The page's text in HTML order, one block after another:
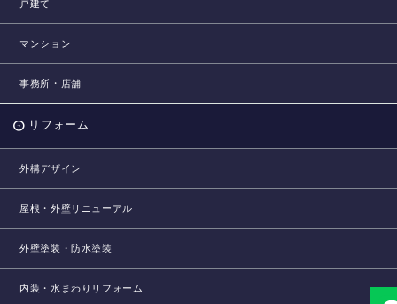
戸建て
マンション
事務所・店舗
リフォーム
外構デザイン
屋根・外壁リニューアル
外壁塗装・防水塗装
内装・水まわりリフォーム